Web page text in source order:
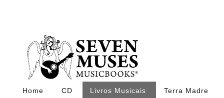
Home CD Livros Musicais Terra Madre